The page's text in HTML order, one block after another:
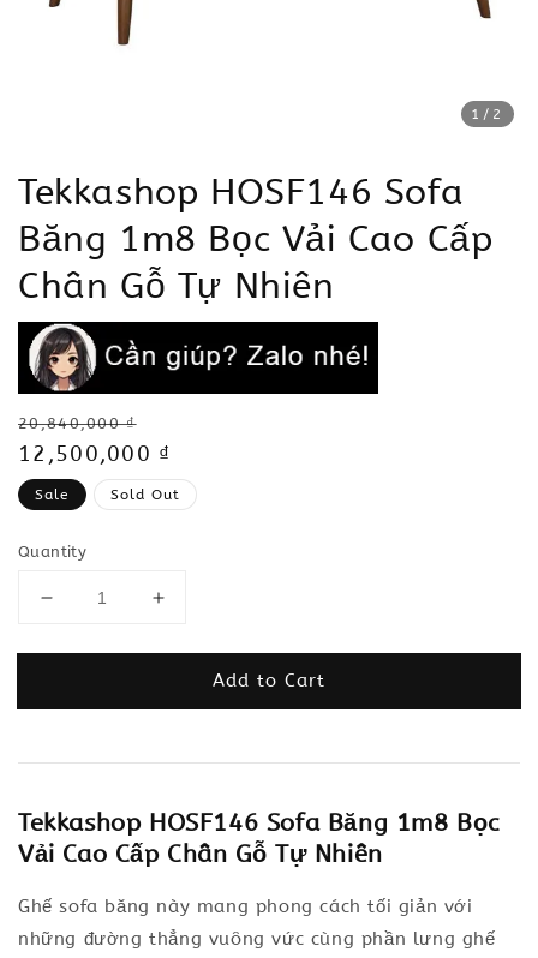
1 /2
Tekkashop HOSF146 Sofa
Băng 1m8 Bọc Vải Cao Cấp
Chân Gỗ Tự Nhiên
Regular
price
20,840,000 ₫
Sale
price
12,500,000 ₫
Sale Sold Out
Quantity
Add to Cart
Tekkashop HOSF146 Sofa Băng 1m8 Bọc
Vải Cao Cấp Chân Gỗ Tự Nhiên
Ghế sofa băng này mang phong cách tối giản với
những đường thẳng vuông vức cùng phần lưng ghế